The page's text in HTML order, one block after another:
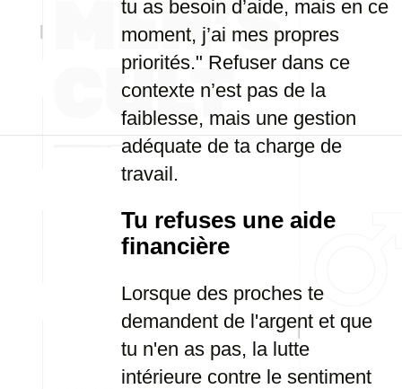
tu as besoin d’aide, mais en ce
moment, j’ai mes propres
priorités." Refuser dans ce
contexte n’est pas de la
faiblesse, mais une gestion
adéquate de ta charge de
travail.
Tu refuses une aide
financière
Lorsque des proches te
demandent de l'argent et que
tu n'en as pas, la lutte
intérieure contre le sentiment